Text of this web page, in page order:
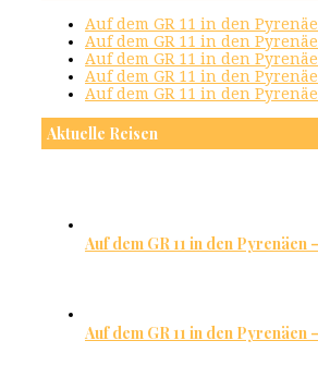
Auf dem GR 11 in den
Auf dem GR 11 in den
Auf dem GR 11 in den
Auf dem GR 11 in den
Auf dem GR 11 in den
Aktuelle Reisen
Auf dem GR 11 in den Pyrenäen
Auf dem GR 11 in den Pyrenäen